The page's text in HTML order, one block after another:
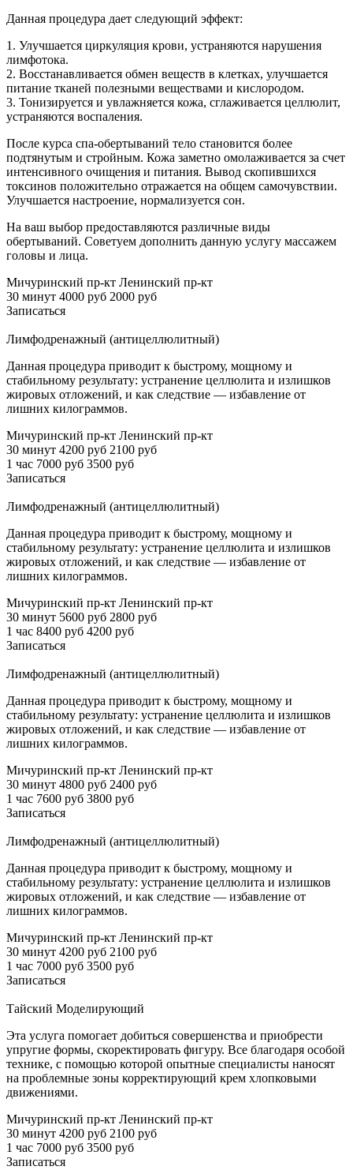
Данная процедура дает следующий эффект:
1. Улучшается циркуляция крови, устраняются нарушения
лимфотока.
2. Восстанавливается обмен веществ в клетках, улучшается
питание тканей полезными веществами и кислородом.
3. Тонизируется и увлажняется кожа, сглаживается целлюлит,
устраняются воспаления.
После курса спа-обертываний тело становится более
подтянутым и стройным. Кожа заметно омолаживается за счет
интенсивного очищения и питания. Вывод скопившихся
токсинов положительно отражается на общем самочувствии.
Улучшается настроение, нормализуется сон.
На ваш выбор предоставляются различные виды
обертываний. Советуем дополнить данную услугу массажем
головы и лица.
Мичуринский пр-кт Ленинский пр-кт
30 минут 4000 руб 2000 руб
Записаться
Лимфодренажный (антицеллюлитный)
Данная процедура приводит к быстрому, мощному и
стабильному результату: устранение целлюлита и излишков
жировых отложений, и как следствие — избавление от
лишних килограммов.
Мичуринский пр-кт Ленинский пр-кт
30 минут 4200 руб 2100 руб
1 час 7000 руб 3500 руб
Записаться
Лимфодренажный (антицеллюлитный)
Данная процедура приводит к быстрому, мощному и
стабильному результату: устранение целлюлита и излишков
жировых отложений, и как следствие — избавление от
лишних килограммов.
Мичуринский пр-кт Ленинский пр-кт
30 минут 5600 руб 2800 руб
1 час 8400 руб 4200 руб
Записаться
Лимфодренажный (антицеллюлитный)
Данная процедура приводит к быстрому, мощному и
стабильному результату: устранение целлюлита и излишков
жировых отложений, и как следствие — избавление от
лишних килограммов.
Мичуринский пр-кт Ленинский пр-кт
30 минут 4800 руб 2400 руб
1 час 7600 руб 3800 руб
Записаться
Лимфодренажный (антицеллюлитный)
Данная процедура приводит к быстрому, мощному и
стабильному результату: устранение целлюлита и излишков
жировых отложений, и как следствие — избавление от
лишних килограммов.
Мичуринский пр-кт Ленинский пр-кт
30 минут 4200 руб 2100 руб
1 час 7000 руб 3500 руб
Записаться
Тайский Моделирующий
Эта услуга помогает добиться совершенства и приобрести
упругие формы, скоректировать фигуру. Все благодаря особой
технике, с помощью которой опытные специалисты наносят
на проблемные зоны корректирующий крем хлопковыми
движениями.
Мичуринский пр-кт Ленинский пр-кт
30 минут 4200 руб 2100 руб
1 час 7000 руб 3500 руб
Записаться